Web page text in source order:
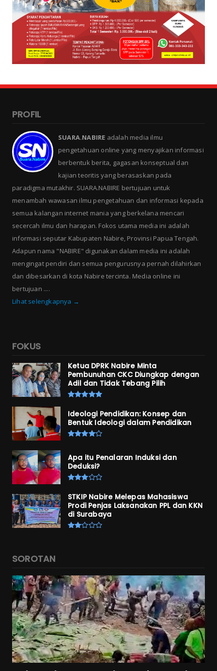
PROFIL
SUARA.NABIRE adalah media ilmu
pengetahuan online yang menyajikan informasi
berbentuk berita, gagasan konseptual dan
kajian teoritis yang berasaskan pada
paradigma mutakhir. SUARA.NABIRE bertujuan untuk
menambah wawasan ilmu pengetahuan dan informasi kepada
semua kalangan internet mania yang berkelana mencari
secercah ilmu dan harapan. Fokos utama media ini adalah
informasi seputar Kabupaten Nabire, Provinsi Papua Tengah.
Adapun nama "NABIRE" digunakan dalam media ini adalah
mengingat pendiri dan semua pengurusnya pernah dilahirkan
dan dibesarkan di kota Nabire tercinta. Media online ini
bertujuan ....
Lihat selengkapnya →
FOKUS
Ketua DPRK Nabire Minta
Pembunuhan CKC Diungkap dengan
Adil dan Tidak Tebang Pilih
Ideologi Pendidikan: Konsep dan
Bentuk Ideologi dalam Pendidikan
Apa itu Penalaran Induksi dan
Deduksi?
STKIP Nabire Melepas Mahasiswa
Prodi Penjas Laksanakan PPL dan KKN
di Surabaya
SOROTAN